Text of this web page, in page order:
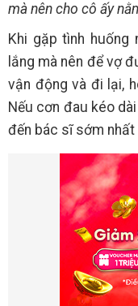
mà nên cho cô ấy
Khi gặp tình huống
lắng mà nên để vợ
vận động và đi lại,
Nếu cơn đau kéo
đến bác sĩ sớm nhất